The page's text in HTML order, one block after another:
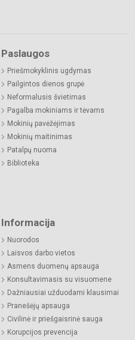
Paslaugos
Priešmokyklinis ugdymas
Pailgintos dienos grupė
Neformalusis švietimas
Pagalba mokiniams ir tėvams
Mokinių pavėžėjimas
Mokinių maitinimas
Patalpų nuoma
Biblioteka
Informacija
Nuorodos
Laisvos darbo vietos
Asmens duomenų apsauga
Konsultavimasis su visuomene
Dažniausiai užduodami klausimai
Pranešėjų apsauga
Civilinė ir priešgaisrinė sauga
Korupcijos prevencija